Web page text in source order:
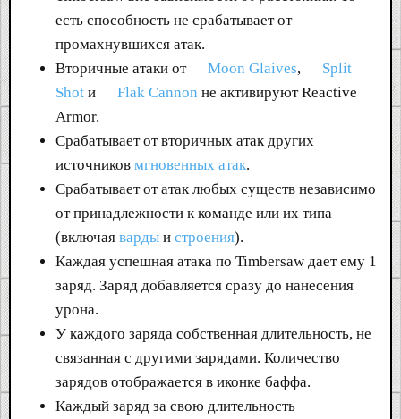
есть способность не срабатывает от
промахнувшихся атак.
Вторичные атаки от
Moon Glaives,
Split
Shot и Flak Cannon не активируют Reactive
Armor.
Срабатывает от вторичных атак других
источников мгновенных атак.
Срабатывает от атак любых существ независимо
от принадлежности к команде или их типа
(включая варды и строения).
Каждая успешная атака по Timbersaw дает ему 1
заряд. Заряд добавляется сразу до нанесения
урона.
У каждого заряда собственная длительность, не
связанная с другими зарядами. Количество
зарядов отображается в иконке баффа.
Каждый заряд за свою длительность